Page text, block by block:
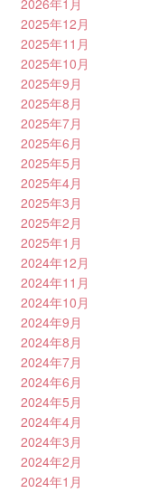
2026年1月
2025年12月
2025年11月
2025年10月
2025年9月
2025年8月
2025年7月
2025年6月
2025年5月
2025年4月
2025年3月
2025年2月
2025年1月
2024年12月
2024年11月
2024年10月
2024年9月
2024年8月
2024年7月
2024年6月
2024年5月
2024年4月
2024年3月
2024年2月
2024年1月